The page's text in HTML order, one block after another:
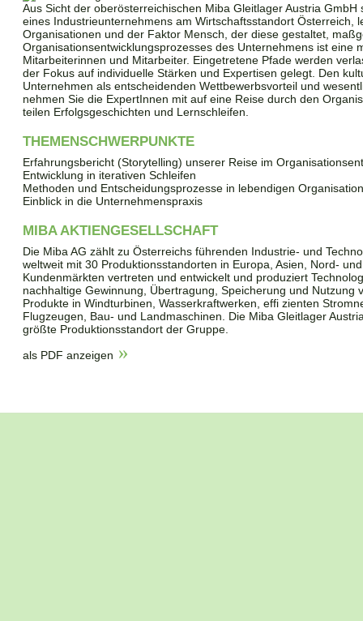
Aus Sicht der oberösterreichischen Miba Gleitlager Austria
eines Industrieunternehmens am Wirtschaftsstandort Österreich,
Organisationen und der Faktor Mensch, der diese gestaltet,
Organisationsentwicklungsprozesses des Unternehmens ist eine
Mitarbeiterinnen und Mitarbeiter. Eingetretene Pfade werden
der Fokus auf individuelle Stärken und Expertisen gelegt. Den
Unternehmen als entscheidenden Wettbewerbsvorteil und
nehmen Sie die ExpertInnen mit auf eine Reise durch den
teilen Erfolgsgeschichten und Lernschleifen.
THEMENSCHWERPUNKTE
Erfahrungsbericht (Storytelling) unserer Reise im
Entwicklung in iterativen Schleifen
Methoden und Entscheidungsprozesse in lebendigen
Einblick in die Unternehmenspraxis
MIBA AKTIENGESELLSCHAFT
Die Miba AG zählt zu Österreichs führenden Industrie- und
weltweit mit 30 Produktionsstandorten in Europa, Asien, Nord-
Kundenmärkten vertreten und entwickelt und produziert
nachhaltige Gewinnung, Übertragung, Speicherung und Nutzung
Produkte in Windturbinen, Wasserkraftwerken, effi zienten
Flugzeugen, Bau- und Landmaschinen. Die Miba Gleitlager
größte Produktionsstandort der Gruppe.
als PDF anzeigen